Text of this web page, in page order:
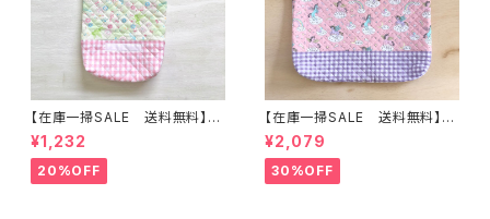
【在庫一掃SALE 送料無料】上
靴入れ☆27×23マチ6cm ☆
【ティンカーベルシルエット柄】
★US. 4142 上履き袋 上靴袋
妖精 花 女の子 かわいい
¥1,232
20%OFF
【在庫一掃SALE 送料無料】通
園バッグ☆32×43マチ6cm☆
ピンク【ペガサス柄】★TB.38
幼稚園バッグ トートバッグ キ
ルティング レッスンバッグ ユ
¥2,079
30%OFF